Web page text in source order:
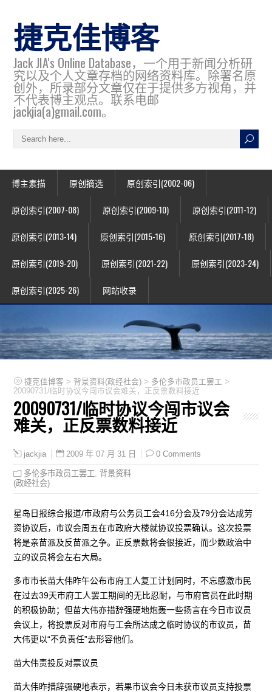
捷克佳博客
Jack JIA's Online Database，一个用于新闻分析研
究以及个人文章存档的网络资料库。除署名原
创外，所录部分文章仅在于提供多方视角，并
不代表博主观点。联系电邮
jackjia(a)gmail.com。
博主素描 原创摘选 原创索引(2002-06)
原创索引(2007-08) 原创索引(2009-10) 原创索引(2011-12)
原创索引(2013-14) 原创索引(2015-16) 原创索引(2017-18)
原创索引(2019-20) 原创索引(2021-22) 原创索引(2023-24)
原创索引(2025-26) 网站收录
捷克佳博客 > 背景资料(政经社会) > 多伦多市政员工罢工 >
20090731/临时协议今闯市议会难关，正反票数料接近
20090731/临时协议今闯市议会
难关，正反票数料接近
jackjia 2009 年 07 月 31 日 0 Comments
多伦多市政员工罢工
背景资料
(政经社会)
星岛日报综合报道/市政府与公务员工会416分会及79分会达成劳
资协议后，市议会周五在市政府大楼就协议投票确认。这次投票
将是亲苗派及反苗派之争。正反票数将会很接近，而少数政治中
立的议员将会左右大局。
多市市长苗大伟昨午公布市府工人复工计划同时，不忘感激市民
在过去39天市府工人罢工期间的无比忍耐，与市府官员在此时期
的积极协助；但苗大伟亦措辞强硬地炮轰一些扬言在今日市议员
会议上，将投票反对市府与工会所达成之临时协议的市议员，苗
大伟更以“不负责任”去形容他们。
苗大伟责投反对票议员
苗大伟昨措辞强硬地表示，若果市议会今日未获市议员支持投票